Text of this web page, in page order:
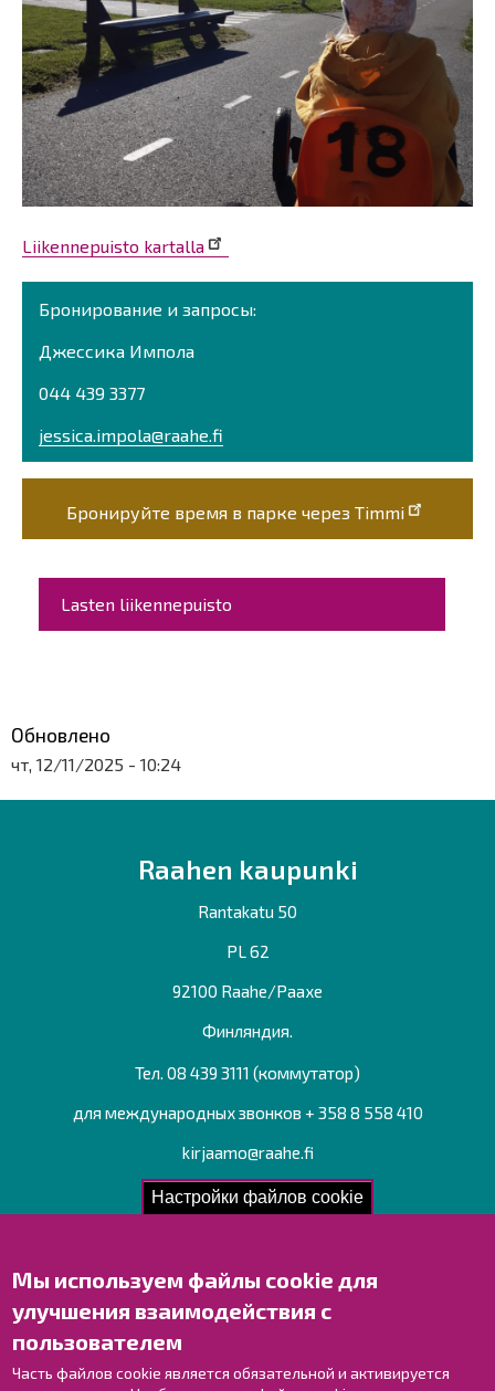
Настройки файлов cookie
Мы используем файлы cookie для
улучшения взаимодействия с
пользователем
Часть файлов cookie является обязательной и активируется
Päävalikko
Lasten liikennepuisto
Liikennepuisto kartalla
Бронирование и запросы:
Джессика Импола
044 439 3377
jessica.impola@raahe.fi
Бронируйте время в парке через Timmi
Обновлено
чт, 12/11/2025 - 10:24
Raahen kaupunki
Rantakatu 50
PL 62
92100 Raahe/Раахе
Финляндия.
Тел. 08 439 3111 (коммутатор)
для международных звонков + 358 8 558 410
kirjaamo@raahe.fi
Рег. номер: 1791817-6
Свяжитесь с нами!
Оставьте отзыв
Контактные данные персонала